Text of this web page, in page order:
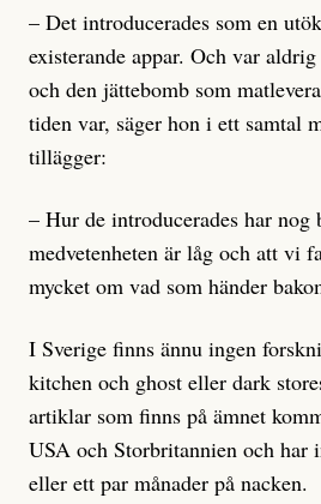
– Det introducerades som en
existerande appar. Och var
och den jättebomb som
tiden var, säger hon i ett samtal
tillägger:
– Hur de introducerades har
medvetenheten är låg och att vi
mycket om vad som händer
I Sverige finns ännu ingen
kitchen och ghost eller dark
artiklar som finns på ämnet
USA och Storbritannien och har
eller ett par månader på nacken.